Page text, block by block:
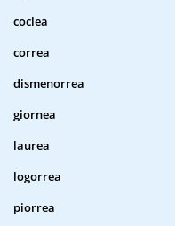
coclea
correa
dismenorrea
giornea
laurea
logorrea
piorrea